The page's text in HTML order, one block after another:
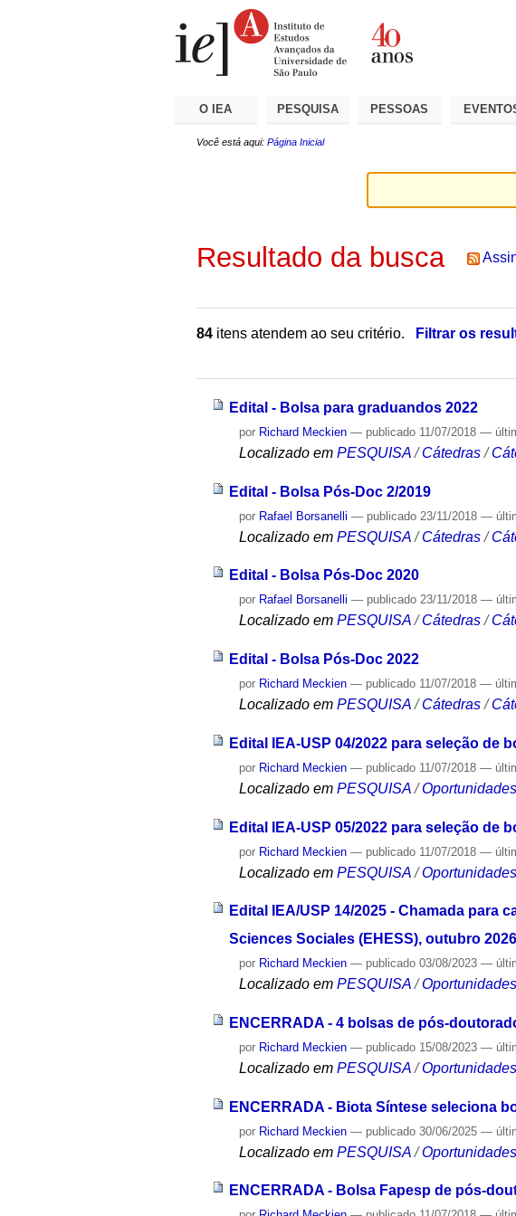
O IEA PESQUISA PESSOAS
Você está aqui: Página Inicial
Resultado da busca
84 itens atendem ao seu critério.
Filtrar os
Edital - Bolsa para graduandos 2022
por Richard Meckien — publicado 11/07/2018—
Localizado em PESQUISA /Cátedras/
Edital - Bolsa Pós-Doc 2/2019
por Rafael Borsanelli — publicado 23/11/2018—
Localizado em PESQUISA /Cátedras/
Edital - Bolsa Pós-Doc 2020
por Rafael Borsanelli — publicado 23/11/2018—
Localizado em PESQUISA /Cátedras/
Edital - Bolsa Pós-Doc 2022
por Richard Meckien — publicado 11/07/2018—
Localizado em PESQUISA /Cátedras/
Edital IEA-USP 04/2022 para seleção de
por Richard Meckien — publicado 11/07/2018—
Localizado em PESQUISA /
Edital IEA-USP 05/2022 para seleção de
por Richard Meckien — publicado 11/07/2018—
Localizado em PESQUISA /
Edital IEA/USP 14/2025 - Chamada para
Sciences Sociales (EHESS), outubro
por Richard Meckien — publicado 03/08/2023—
Localizado em PESQUISA /
ENCERRADA - 4 bolsas de pós-
por Richard Meckien — publicado 15/08/2023—
Localizado em PESQUISA /
ENCERRADA - Biota Síntese seleciona
por Richard Meckien — publicado 30/06/2025—
Localizado em PESQUISA /
ENCERRADA - Bolsa Fapesp de pós-